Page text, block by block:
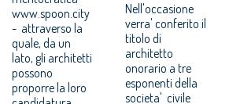
www.spoon.city
- attraverso la
quale, da un
lato, gli architetti
possono
proporre la loro
Nell'occasione
verra' conferito il
titolo di
architetto
onorario a tre
esponenti della
societa' civile